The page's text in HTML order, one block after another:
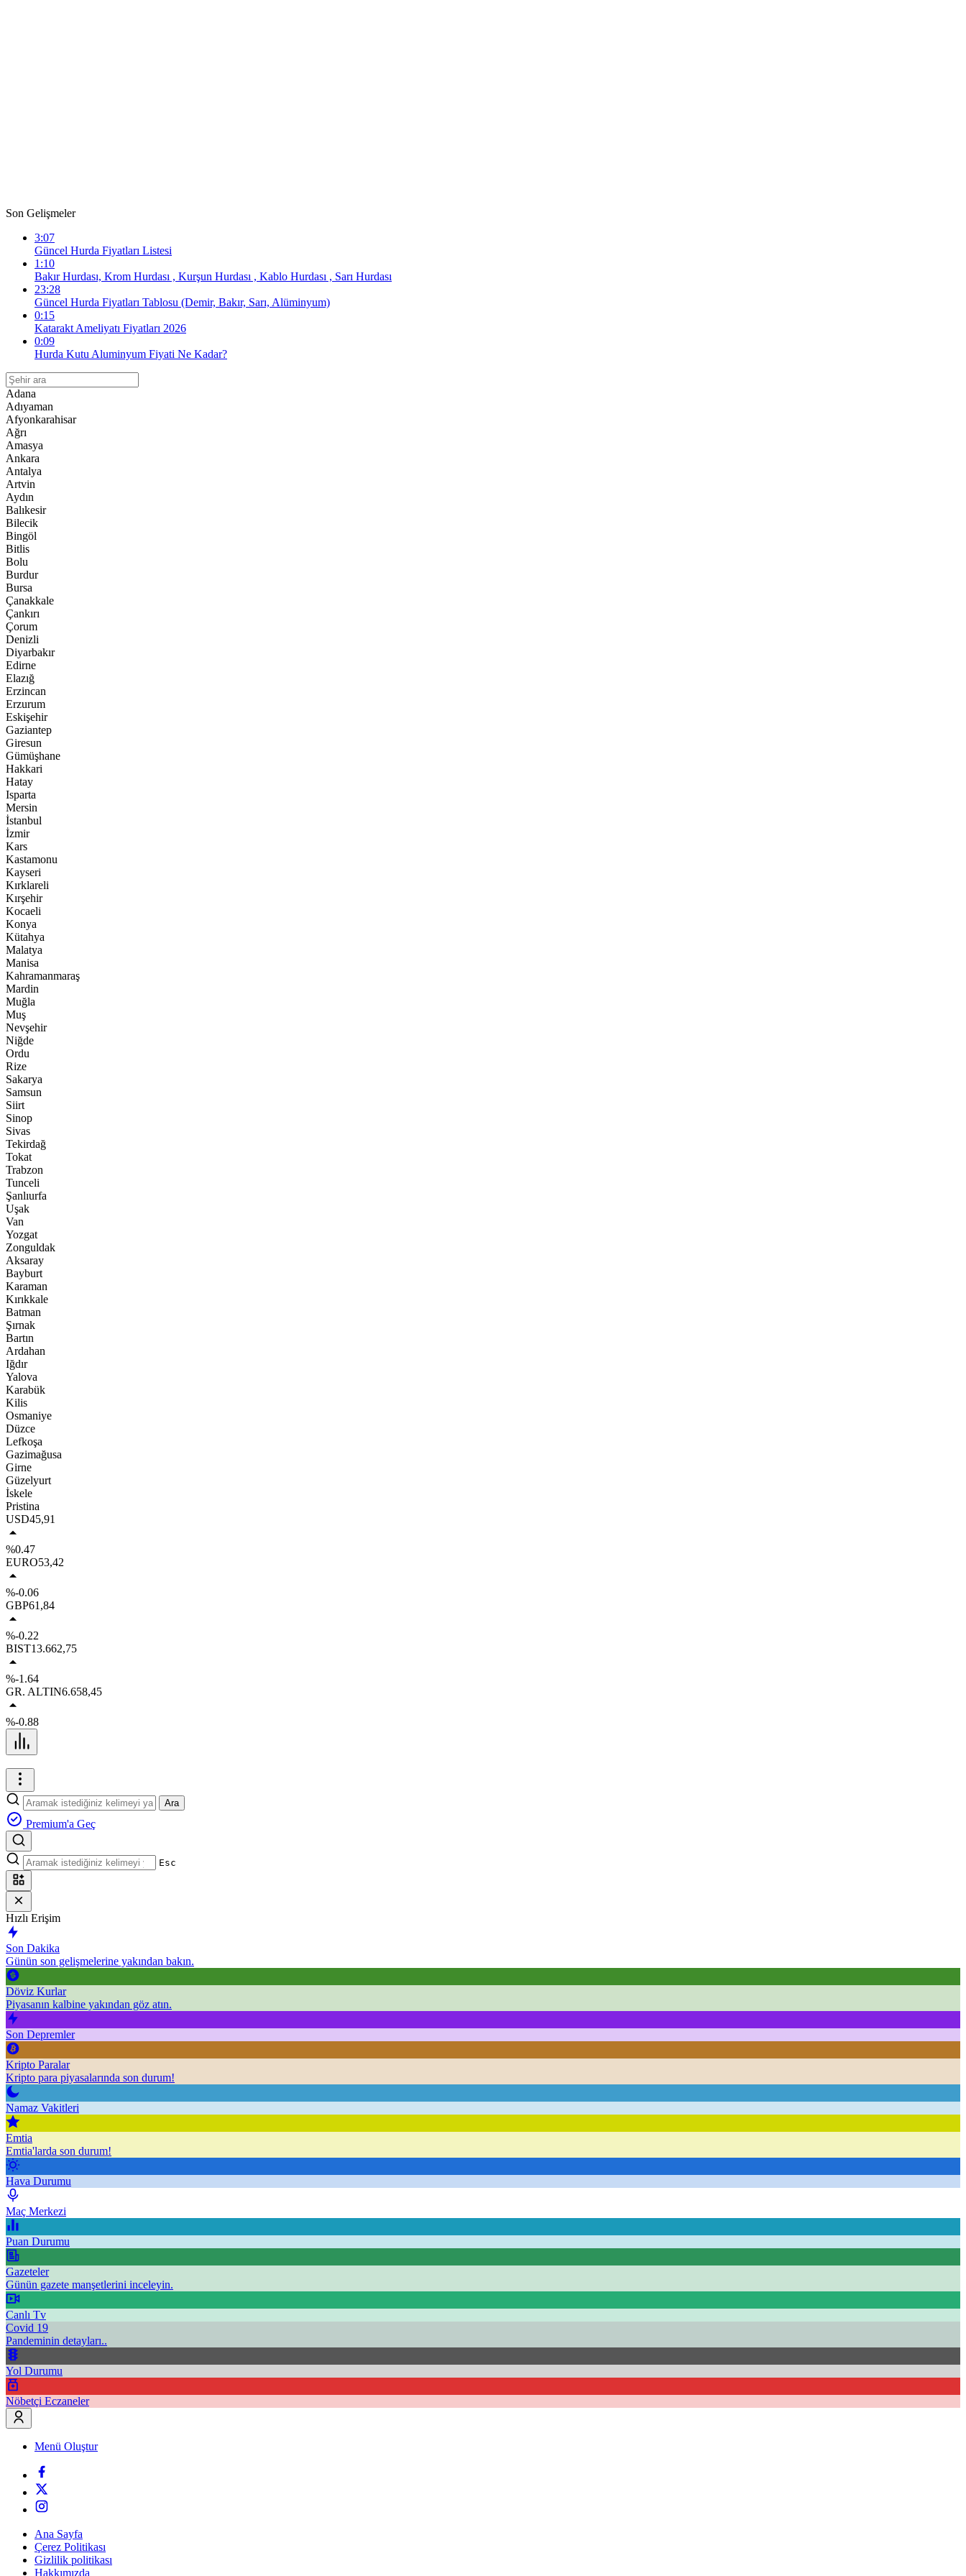
Son Gelişmeler
3:07
Güncel Hurda Fiyatları Listesi
1:10
Bakır Hurdası, Krom Hurdası , Kurşun Hurdası , Kablo Hurdası , Sarı Hurdası
23:28
Güncel Hurda Fiyatları Tablosu (Demir, Bakır, Sarı, Alüminyum)
0:15
Katarakt Ameliyatı Fiyatları 2026
0:09
Hurda Kutu Aluminyum Fiyati Ne Kadar?
Adana
Adıyaman
Afyonkarahisar
Ağrı
Amasya
Ankara
Antalya
Artvin
Aydın
Balıkesir
Bilecik
Bingöl
Bitlis
Bolu
Burdur
Bursa
Çanakkale
Çankırı
Çorum
Denizli
Diyarbakır
Edirne
Elazığ
Erzincan
Erzurum
Eskişehir
Gaziantep
Giresun
Gümüşhane
Hakkari
Hatay
Isparta
Mersin
İstanbul
İzmir
Kars
Kastamonu
Kayseri
Kırklareli
Kırşehir
Kocaeli
Konya
Kütahya
Malatya
Manisa
Kahramanmaraş
Mardin
Muğla
Muş
Nevşehir
Niğde
Ordu
Rize
Sakarya
Samsun
Siirt
Sinop
Sivas
Tekirdağ
Tokat
Trabzon
Tunceli
Şanlıurfa
Uşak
Van
Yozgat
Zonguldak
Aksaray
Bayburt
Karaman
Kırıkkale
Batman
Şırnak
Bartın
Ardahan
Iğdır
Yalova
Karabük
Kilis
Osmaniye
Düzce
Lefkoşa
Gazimağusa
Girne
Güzelyurt
İskele
Pristina
USD45,91
%0.47
EURO53,42
%-0.06
GBP61,84
%-0.22
BIST13.662,75
%-1.64
GR. ALTIN6.658,45
%-0.88
Ara
Premium'a Geç
Esc
Hızlı Erişim
Son Dakika
Günün son gelişmelerine yakından bakın.
Döviz Kurlar
Piyasanın kalbine yakından göz atın.
Son Depremler
Kripto Paralar
Kripto para piyasalarında son durum!
Namaz Vakitleri
Emtia
Emtia'larda son durum!
Hava Durumu
Maç Merkezi
Puan Durumu
Gazeteler
Günün gazete manşetlerini inceleyin.
Canlı Tv
Covid 19
Pandeminin detayları..
Yol Durumu
Nöbetçi Eczaneler
Menü Oluştur
Ana Sayfa
Çerez Politikası
Gizlilik politikası
Hakkımızda